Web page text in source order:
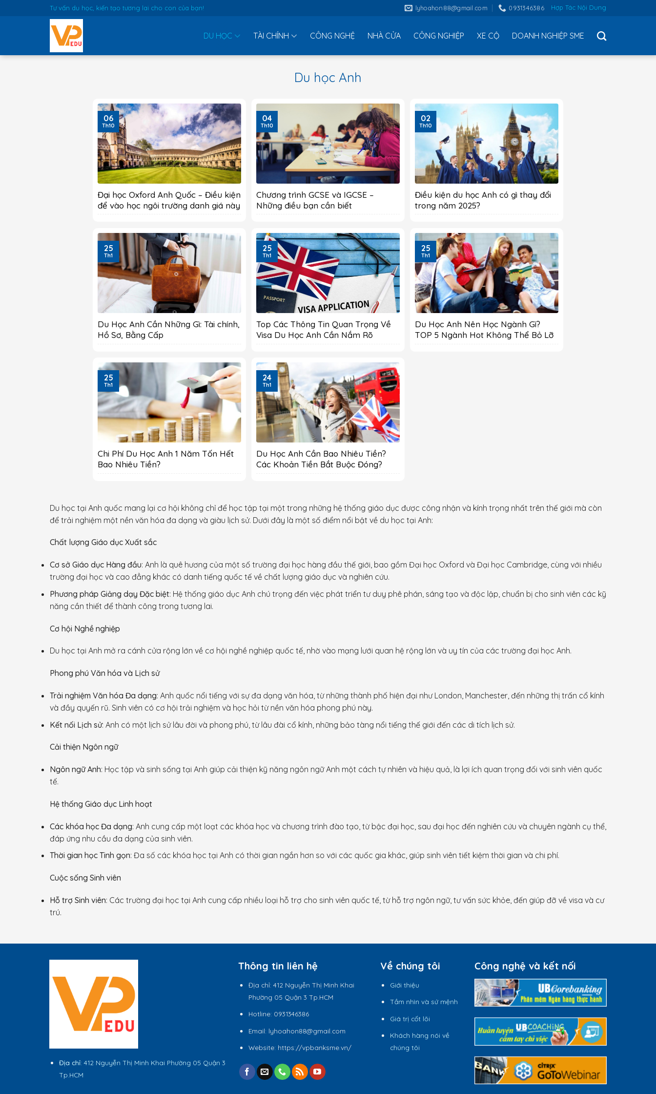
Tư vấn du học, kiến tạo tương lai cho con của bạn! lyhoahon88@gmail.com 0931346386 Hợp Tác Nội Dung
DU HỌC TÀI CHÍNH CÔNG NGHỆ NHÀ CỬA CÔNG NGHIỆP XE CỘ DOANH NGHIỆP SME
Du học Anh
Đại học Oxford Anh Quốc – Điều kiện
để vào học ngôi trường danh giá này
06
Th10
Chương trình GCSE và IGCSE –
Những điều bạn cần biết
04
Th10
Điều kiện du học Anh có gì thay đổi
trong năm 2025?
02
Th10
Du Học Anh Cần Những Gì: Tài chính,
Hồ Sơ, Bằng Cấp
25
Th1
Top Các Thông Tin Quan Trọng Về
Visa Du Học Anh Cần Nắm Rõ
25
Th1
Du Học Anh Nên Học Ngành Gì?
TOP 5 Ngành Hot Không Thể Bỏ Lỡ
25
Th1
Chi Phí Du Học Anh 1 Năm Tốn Hết
Bao Nhiêu Tiền?
25
Th1
Du Học Anh Cần Bao Nhiêu Tiền?
Các Khoản Tiền Bắt Buộc Đóng?
24
Th1
Du học tại Anh quốc mang lại cơ hội không chỉ để học tập tại một trong những hệ thống giáo dục được công nhận và kính trọng nhất trên thế giới mà còn
để trải nghiệm một nền văn hóa đa dạng và giàu lịch sử. Dưới đây là một số điểm nổi bật về du học tại Anh:
Chất lượng Giáo dục Xuất sắc
Cơ sở Giáo dục Hàng đầu: Anh là quê hương của một số trường đại học hàng đầu thế giới, bao gồm Đại học Oxford và Đại học Cambridge, cùng với nhiều
trường đại học và cao đẳng khác có danh tiếng quốc tế về chất lượng giáo dục và nghiên cứu.
Phương pháp Giảng dạy Đặc biệt: Hệ thống giáo dục Anh chú trọng đến việc phát triển tư duy phê phán, sáng tạo và độc lập, chuẩn bị cho sinh viên các kỹ
năng cần thiết để thành công trong tương lai.
Cơ hội Nghề nghiệp
Du học tại Anh mở ra cánh cửa rộng lớn về cơ hội nghề nghiệp quốc tế, nhờ vào mạng lưới quan hệ rộng lớn và uy tín của các trường đại học Anh.
Phong phú Văn hóa và Lịch sử
Trải nghiệm Văn hóa Đa dạng: Anh quốc nổi tiếng với sự đa dạng văn hóa, từ những thành phố hiện đại như London, Manchester, đến những thị trấn cổ kính
và đầy quyến rũ. Sinh viên có cơ hội trải nghiệm và học hỏi từ nền văn hóa phong phú này.
Kết nối Lịch sử: Anh có một lịch sử lâu đời và phong phú, từ lâu đài cổ kính, những bảo tàng nổi tiếng thế giới đến các di tích lịch sử.
Cải thiện Ngôn ngữ
Ngôn ngữ Anh: Học tập và sinh sống tại Anh giúp cải thiện kỹ năng ngôn ngữ Anh một cách tự nhiên và hiệu quả, là lợi ích quan trọng đối với sinh viên quốc
tế.
Hệ thống Giáo dục Linh hoạt
Các khóa học Đa dạng: Anh cung cấp một loạt các khóa học và chương trình đào tạo, từ bậc đại học, sau đại học đến nghiên cứu và chuyên ngành cụ thể,
đáp ứng nhu cầu đa dạng của sinh viên.
Thời gian học Tinh gọn: Đa số các khóa học tại Anh có thời gian ngắn hơn so với các quốc gia khác, giúp sinh viên tiết kiệm thời gian và chi phí.
Cuộc sống Sinh viên
Hỗ trợ Sinh viên: Các trường đại học tại Anh cung cấp nhiều loại hỗ trợ cho sinh viên quốc tế, từ hỗ trợ ngôn ngữ, tư vấn sức khỏe, đến giúp đỡ về visa và cư
trú.
Địa chỉ: 412 Nguyễn Thị Minh Khai Phường 05 Quận 3
Tp.HCM
Thông tin liên hệ
Địa chỉ:412 Nguyễn Thị Minh Khai
Phường 05 Quận 3 Tp.HCM
Hotline: 0931346386
Email: lyhoahon88@gmail.com
Website: https://vpbanksme.vn/
Về chúng tôi
Giới thiệu
Tầm nhìn và sứ mệnh
Giá trị cốt lõi
Khách hàng nói về
chúng tôi
Công nghệ và kết nối